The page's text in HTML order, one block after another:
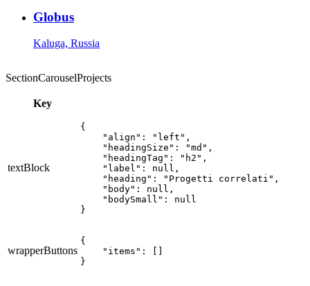
Globus
Kaluga, Russia
SectionCarouselProjects
Key
textBlock
{
    "align": "left",
    "headingSize": "md",
    "headingTag": "h2",
    "label": null,
    "heading": "Progetti correlati",
    "body": null,
    "bodySmall": null
}
wrapperButtons
{
    "items": []
}